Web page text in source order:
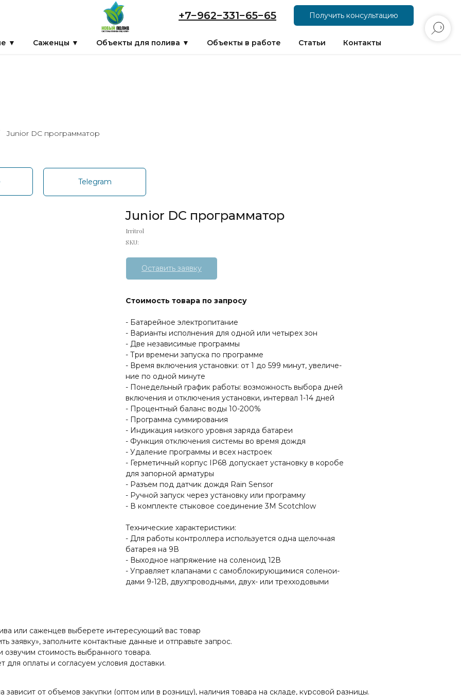
+7−962−331−65−65 Получить консультацию
▼ Саженцы ▼ Объекты для полива ▼ Объекты в работе Статьи Контакты
Junior DC программатор
Telegram
Junior DC программатор
Irritrol
SKU:
Оставить заявку
Стоимость товара по запросу
- Батарейное электропитание
- Варианты исполнения для одной или четырех зон
- Две независимые программы
- Три времени запуска по программе
- Время включения установки: от 1 до 599 минут, увеличе-
ние по одной минуте
- Понедельный график работы: возможность выбора дней
включения и отключения установки, интервал 1-14 дней
- Процентный баланс воды 10-200%
- Программа суммирования
- Индикация низкого уровня заряда батареи
- Функция отключения системы во время дождя
- Удаление программы и всех настроек
- Герметичный корпус IP68 допускает установку в коробе
для запорной арматуры
- Разъем под датчик дождя Rain Sensor
- Ручной запуск через установку или программу
- В комплекте стыковое соединение 3M Scotchlow
Технические характеристики:
- Для работы контроллера используется одна щелочная
батарея на 9В
- Выходное напряжение на соленоид 12В
- Управляет клапанами с самоблокирующимися соленои-
дами 9-12В, двухпроводными, двух- или трехходовыми
или саженцев выберете интересующий вас товар
заявку», заполните контактные данные и отправьте запрос.
стоимость выбранного товара.
для оплаты и согласуем условия доставки.
от объемов закупки (оптом или в розницу), наличия товара на складе, курсовой разницы.